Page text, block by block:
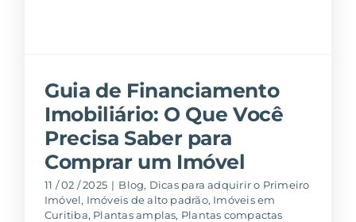
Guia de Financiamento
Imobiliário: O Que Você
Precisa Saber para
Comprar um Imóvel
11 / 02 / 2025 | Blog, Dicas para adquirir o Primeiro
Imóvel, Imóveis de alto padrão, Imóveis em
Curitiba, Plantas amplas, Plantas compactas